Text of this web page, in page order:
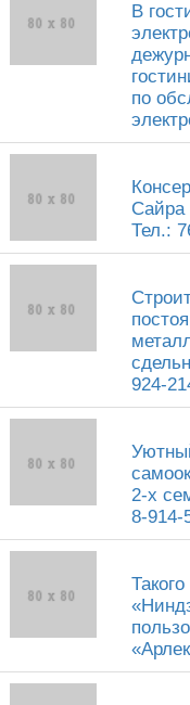
В
по
Сайра
Тел.:
924-
2-х
8-914-